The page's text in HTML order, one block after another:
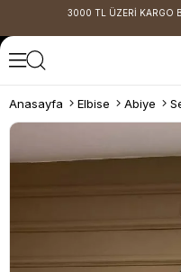
3000 TL ÜZERİ KARGO
Anasayfa Elbise Abiye